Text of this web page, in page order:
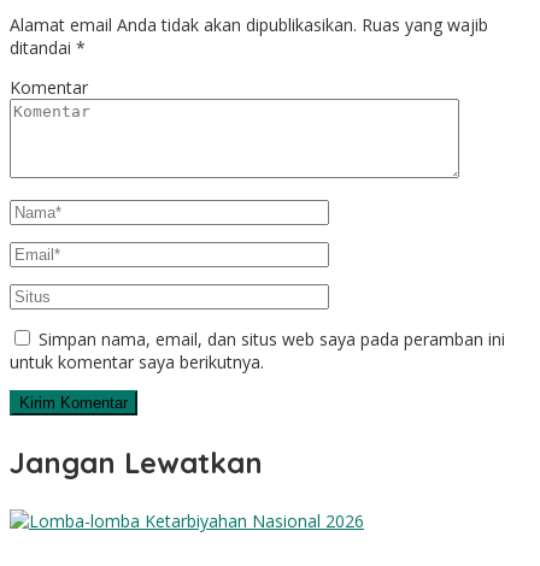
Alamat email Anda tidak akan dipublikasikan. Ruas yang wajib
ditandai *
Komentar
Simpan nama, email, dan situs web saya pada peramban ini
untuk komentar saya berikutnya.
Jangan Lewatkan